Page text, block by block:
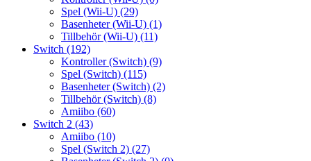
Spel (Wii-U) (29)
Basenheter (Wii-U) (1)
Tillbehör (Wii-U) (11)
Switch (192)
Kontroller (Switch) (9)
Spel (Switch) (115)
Basenheter (Switch) (2)
Tillbehör (Switch) (8)
Amiibo (60)
Switch 2 (43)
Amiibo (10)
Spel (Switch 2) (27)